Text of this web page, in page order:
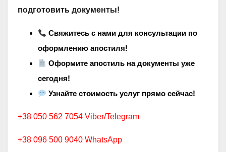
подготовить документы!
Свяжитесь с нами для консультации по
оформлению апостиля!
Оформите апостиль на документы уже
сегодня!
Узнайте стоимость услуг прямо сейчас!
+38 050 562 7054 Viber/Telegram
+38 096 500 9040 WhatsApp